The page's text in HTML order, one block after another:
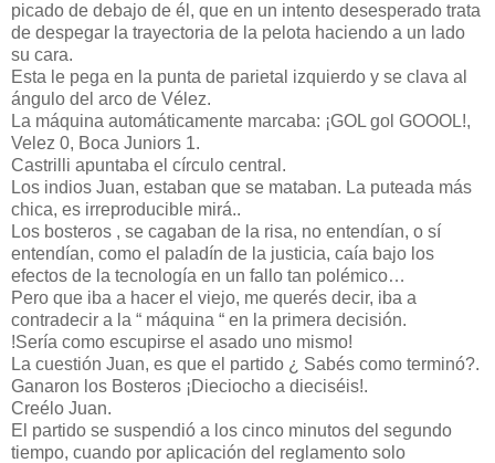
picado de debajo de él, que en un intento desesperado trata
de despegar la trayectoria de la pelota haciendo a un lado
su cara.
Esta le pega en la punta de parietal izquierdo y se clava al
ángulo del arco de Vélez.
La máquina automáticamente marcaba: ¡GOL gol GOOOL!,
Velez 0, Boca Juniors 1.
Castrilli apuntaba el círculo central.
Los indios Juan, estaban que se mataban. La puteada más
chica, es irreproducible mirá..
Los bosteros , se cagaban de la risa, no entendían, o sí
entendían, como el paladín de la justicia, caía bajo los
efectos de la tecnología en un fallo tan polémico…
Pero que iba a hacer el viejo, me querés decir, iba a
contradecir a la “ máquina “ en la primera decisión.
!Sería como escupirse el asado uno mismo!
La cuestión Juan, es que el partido ¿ Sabés como terminó?.
Ganaron los Bosteros ¡Dieciocho a dieciséis!.
Creélo Juan.
El partido se suspendió a los cinco minutos del segundo
tiempo, cuando por aplicación del reglamento solo